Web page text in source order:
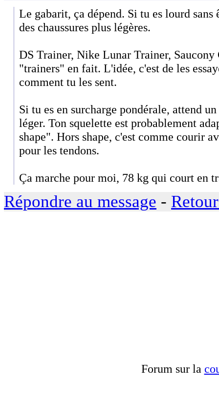
Le gabarit, ça dépend. Si tu es lourd sans
des chaussures plus légères.
DS Trainer, Nike Lunar Trainer, Saucony
"trainers" en fait. L'idée, c'est de les
comment tu les sent.
Si tu es en surcharge pondérale, attend
léger. Ton squelette est probablement
shape". Hors shape, c'est comme courir
pour les tendons.
Ça marche pour moi, 78 kg qui court en
Répondre au message -
Forum sur la